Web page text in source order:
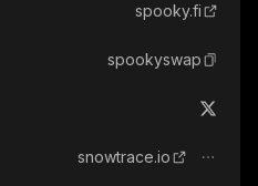
spooky.fi
spookyswap
snowtrace.io